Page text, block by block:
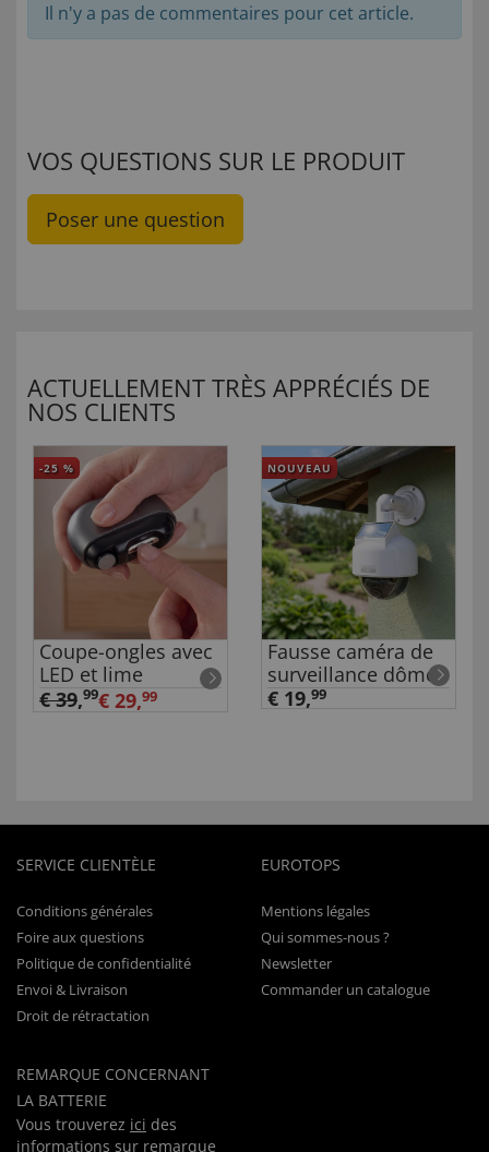
Il n'y a pas de commentaires pour cet article.
VOS QUESTIONS SUR LE PRODUIT
Poser une question
ACTUELLEMENT TRÈS APPRÉCIÉS DE
NOS CLIENTS
-25 %
Coupe-ongles avec
LED et lime
€ 39,99€ 29,99
NOUVEAU
Fausse caméra de
surveillance dôme
€ 19,99
SERVICE CLIENTÈLE
Conditions générales
Foire aux questions
Politique de confidentialité
Envoi & Livraison
Droit de rétractation
REMARQUE CONCERNANT
LA BATTERIE
Vous trouverez ici des
informations sur remarque
EUROTOPS
Mentions légales
Qui sommes-nous ?
Newsletter
Commander un catalogue